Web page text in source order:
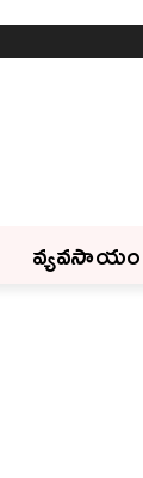
వ్యవసాయం